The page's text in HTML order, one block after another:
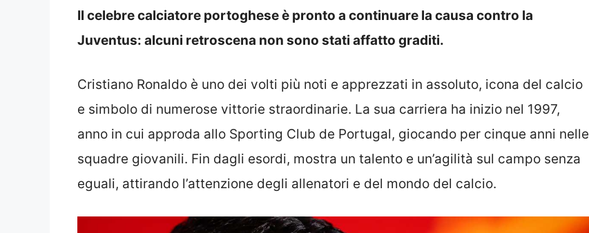
Il celebre calciatore portoghese è pronto a continuare la causa contro la
Juventus: alcuni retroscena non sono stati affatto graditi.
Cristiano Ronaldo è uno dei volti più noti e apprezzati in assoluto, icona del calcio
e simbolo di numerose vittorie straordinarie. La sua carriera ha inizio nel 1997,
anno in cui approda allo Sporting Club de Portugal, giocando per cinque anni nelle
squadre giovanili. Fin dagli esordi, mostra un talento e un’agilità sul campo senza
eguali, attirando l’attenzione degli allenatori e del mondo del calcio.